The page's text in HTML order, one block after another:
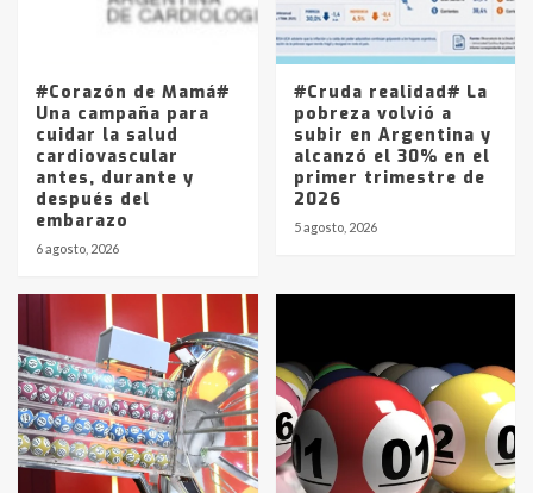
Los precios de los combustibles en
La Pampa, desde YPF hasta Axion
entre 857 a 1338 pesos
#Corazón de Mamá#
Una campaña para
cuidar la salud
cardiovascular
antes, durante y
después del
embarazo
6 agosto, 2026
#Cruda realidad# La
pobreza volvió a
subir en Argentina y
alcanzó el 30% en el
primer trimestre de
2026
5 agosto, 2026